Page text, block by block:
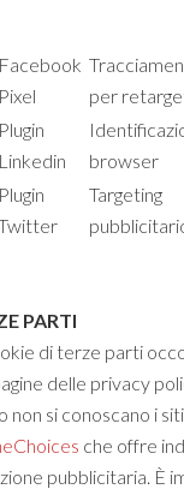
Facebook
Pixel
per
Plugin
Linkedin
browser
Plugin
Targeting
PARTI
di terze parti
delle privacy
non si conoscano i
che offre
pubblicitaria. È